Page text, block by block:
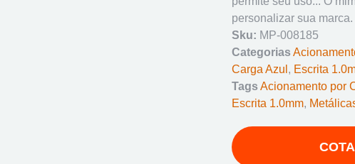
personalizar sua marca.
Sku: MP-008185
Categorias
Carga Azul , Escrita
Tags Acionamento por
Escrita 1.0mm,